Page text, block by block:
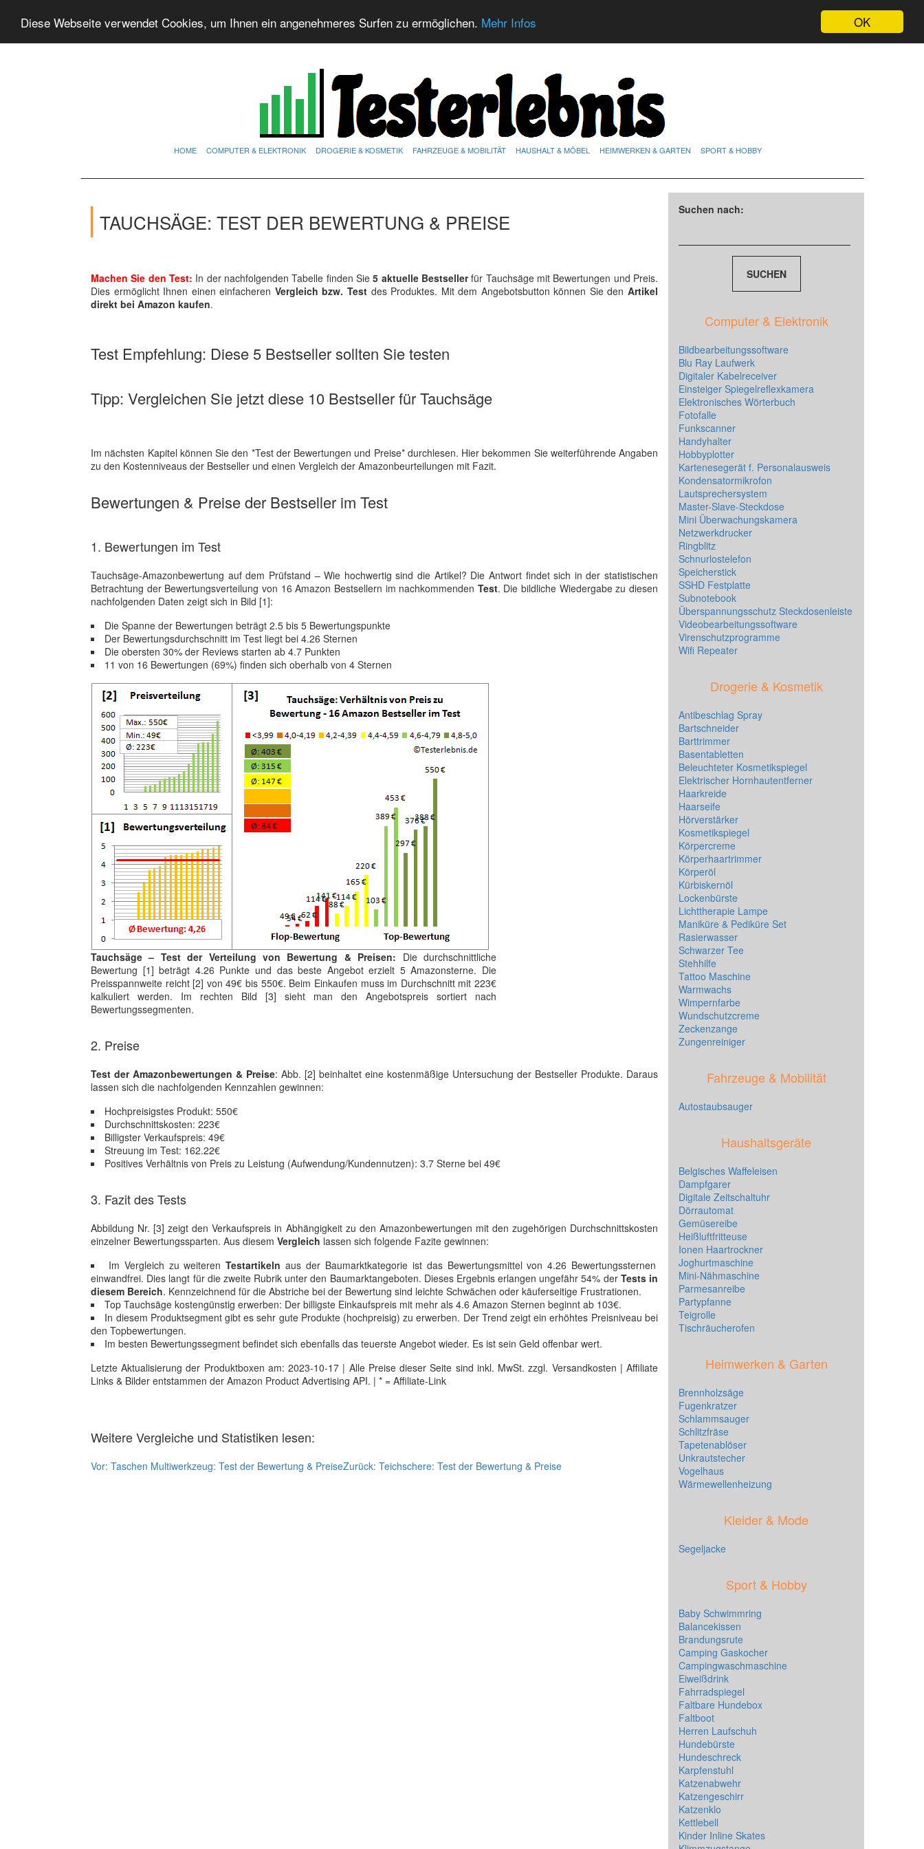
OK
Diese Webseite verwendet Cookies, um Ihnen ein angenehmeres Surfen zu ermöglichen. Mehr Infos
HOME COMPUTER & ELEKTRONIK DROGERIE & KOSMETIK FAHRZEUGE & MOBILITÄT HAUSHALT & MÖBEL HEIMWERKEN & GARTEN SPORT & HOBBY
TAUCHSÄGE: TEST DER BEWERTUNG & PREISE
Machen Sie den Test: In der nachfolgenden Tabelle finden Sie 5 aktuelle Bestsellerfür Tauchsäge mit Bewertungen und Preis.
Dies ermöglicht Ihnen einen einfacheren Vergleich bzw. Testdes Produktes. Mit dem Angebotsbutton können Sie den Artikel
direkt bei Amazon kaufen.
Test Empfehlung: Diese 5 Bestseller sollten Sie testen
Tipp: Vergleichen Sie jetzt diese 10 Bestseller für Tauchsäge
Im nächsten Kapitel können Sie den *Test der Bewertungen und Preise* durchlesen. Hier bekommen Sie weiterführende Angaben
zu den Kostenniveaus der Bestseller und einen Vergleich der Amazonbeurteilungen mit Fazit.
Bewertungen & Preise der Bestseller im Test
1. Bewertungen im Test
Tauchsäge-Amazonbewertung auf dem Prüfstand – Wie hochwertig sind die Artikel? Die Antwort findet sich in der statistischen
Betrachtung der Bewertungsverteilung von 16 Amazon Bestsellern im nachkommenden Test. Die bildliche Wiedergabe zu diesen
nachfolgenden Daten zeigt sich in Bild [1]:
Die Spanne der Bewertungen beträgt 2.5 bis 5 Bewertungspunkte
Der Bewertungsdurchschnitt im Test liegt bei 4.26 Sternen
Die obersten 30% der Reviews starten ab 4.7 Punkten
11 von 16 Bewertungen (69%) finden sich oberhalb von 4 Sternen
Tauchsäge – Test der Verteilung von Bewertung & Preisen: Die durchschnittliche
Bewertung [1] beträgt 4.26 Punkte und das beste Angebot erzielt 5 Amazonsterne. Die
Preisspannweite reicht [2] von 49€ bis 550€. Beim Einkaufen muss im Durchschnitt mit 223€
kalkuliert werden. Im rechten Bild [3] sieht man den Angebotspreis sortiert nach
Bewertungssegmenten.
2. Preise
Test der Amazonbewertungen & Preise: Abb. [2] beinhaltet eine kostenmäßige Untersuchung der Bestseller Produkte. Daraus
lassen sich die nachfolgenden Kennzahlen gewinnen:
Hochpreisigstes Produkt: 550€
Durchschnittskosten: 223€
Billigster Verkaufspreis: 49€
Streuung im Test: 162.22€
Positives Verhältnis von Preis zu Leistung (Aufwendung/Kundennutzen): 3.7 Sterne bei 49€
3. Fazit des Tests
Abbildung Nr. [3] zeigt den Verkaufspreis in Abhängigkeit zu den Amazonbewertungen mit den zugehörigen Durchschnittskosten
einzelner Bewertungssparten. Aus diesem Vergleich lassen sich folgende Fazite gewinnen:
Im Vergleich zu weiterenTestartikeln aus der Baumarktkategorie ist das Bewertungsmittel von 4.26 Bewertungssternen
einwandfrei. Dies langt für die zweite Rubrik unter den Baumarktangeboten. Dieses Ergebnis erlangen ungefähr 54% der Tests in
diesem Bereich. Kennzeichnend für die Abstriche bei der Bewertung sind leichte Schwächen oder käuferseitige Frustrationen.
Top Tauchsäge kostengünstig erwerben: Der billigste Einkaufspreis mit mehr als 4.6 Amazon Sternen beginnt ab 103€.
In diesem Produktsegment gibt es sehr gute Produkte (hochpreisig) zu erwerben. Der Trend zeigt ein erhöhtes Preisniveau bei
den Topbewertungen.
Im besten Bewertungssegment befindet sich ebenfalls das teuerste Angebot wieder. Es ist sein Geld offenbar wert.
Letzte Aktualisierung der Produktboxen am: 2023-10-17 | Alle Preise dieser Seite sind inkl. MwSt. zzgl. Versandkosten | Affiliate
Links & Bilder entstammen der Amazon Product Advertising API. | * = Affiliate-Link
Weitere Vergleiche und Statistiken lesen:
Vor: Taschen Multiwerkzeug: Test der Bewertung & PreiseZurück: Teichschere: Test der Bewertung & Preise
Suchen nach:
Computer & Elektronik
Bildbearbeitungssoftware
Blu Ray Laufwerk
Digitaler Kabelreceiver
Einsteiger Spiegelreflexkamera
Elektronisches Wörterbuch
Fotofalle
Funkscanner
Handyhalter
Hobbyplotter
Kartenesegerät f. Personalausweis
Kondensatormikrofon
Lautsprechersystem
Master-Slave-Steckdose
Mini Überwachungskamera
Netzwerkdrucker
Ringblitz
Schnurlostelefon
Speicherstick
SSHD Festplatte
Subnotebook
Überspannungsschutz Steckdosenleiste
Videobearbeitungssoftware
Virenschutzprogramme
Wifi Repeater
Drogerie & Kosmetik
Antibeschlag Spray
Bartschneider
Barttrimmer
Basentabletten
Beleuchteter Kosmetikspiegel
Elektrischer Hornhautentferner
Haarkreide
Haarseife
Hörverstärker
Kosmetikspiegel
Körpercreme
Körperhaartrimmer
Körperöl
Kürbiskernöl
Lockenbürste
Lichttherapie Lampe
Maniküre & Pediküre Set
Rasierwasser
Schwarzer Tee
Stehhilfe
Tattoo Maschine
Warmwachs
Wimpernfarbe
Wundschutzcreme
Zeckenzange
Zungenreiniger
Fahrzeuge & Mobilität
Autostaubsauger
Haushaltsgeräte
Belgisches Waffeleisen
Dampfgarer
Digitale Zeitschaltuhr
Dörrautomat
Gemüsereibe
Heißluftfritteuse
Ionen Haartrockner
Joghurtmaschine
Mini-Nähmaschine
Parmesanreibe
Partypfanne
Teigrolle
Tischräucherofen
Heimwerken & Garten
Brennholzsäge
Fugenkratzer
Schlammsauger
Schlitzfräse
Tapetenablöser
Unkrautstecher
Vogelhaus
Wärmewellenheizung
Kleider & Mode
Segeljacke
Sport & Hobby
Baby Schwimmring
Balancekissen
Brandungsrute
Camping Gaskocher
Campingwaschmaschine
Eiweißdrink
Fahrradspiegel
Faltbare Hundebox
Faltboot
Herren Laufschuh
Hundebürste
Hundeschreck
Karpfenstuhl
Katzenabwehr
Katzengeschirr
Katzenklo
Kettlebell
Kinder Inline Skates